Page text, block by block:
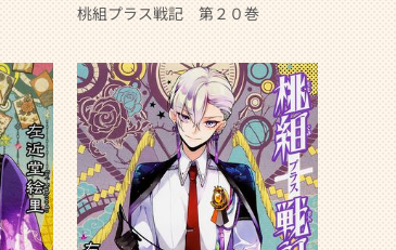
桃組プラス戦記 第２０巻